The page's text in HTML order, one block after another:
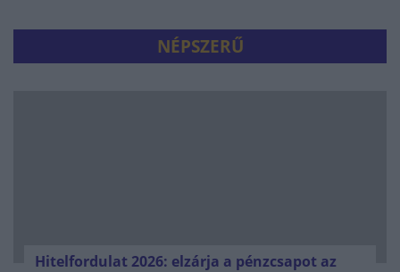
NÉPSZERŰ
Hitelfordulat 2026: elzárja a pénzcsapot az